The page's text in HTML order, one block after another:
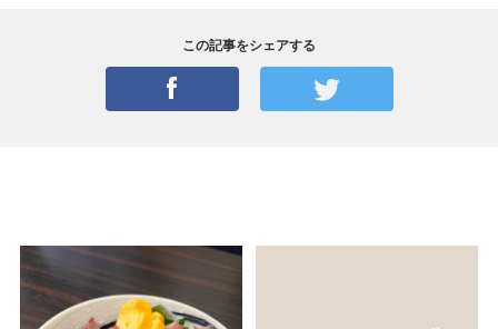
この記事をシェアする